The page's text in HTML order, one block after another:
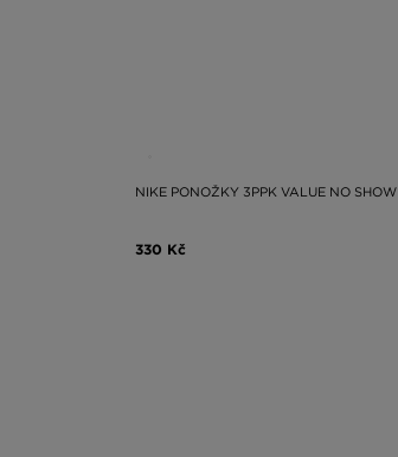
NIKE PONOŽKY 3PPK VALUE NO SHOW
330 Kč